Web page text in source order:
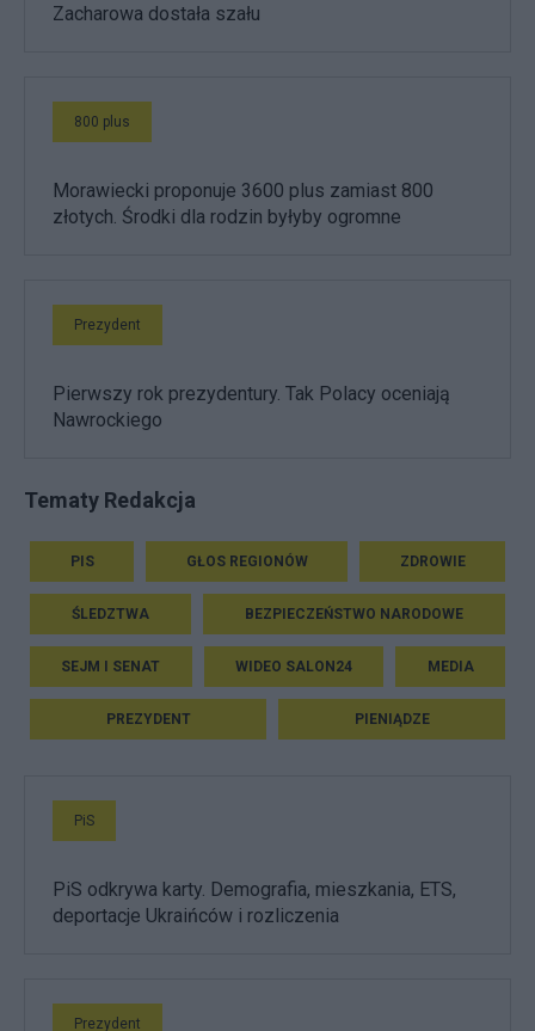
Zacharowa dostała szału
800 plus
Morawiecki proponuje 3600 plus zamiast 800
złotych. Środki dla rodzin byłyby ogromne
Prezydent
Pierwszy rok prezydentury. Tak Polacy oceniają
Nawrockiego
Tematy Redakcja
PIS GŁOS REGIONÓW ZDROWIE
ŚLEDZTWA BEZPIECZEŃSTWO NARODOWE
SEJM I SENAT WIDEO SALON24 MEDIA
PREZYDENT PIENIĄDZE
PiS
PiS odkrywa karty. Demografia, mieszkania, ETS,
deportacje Ukraińców i rozliczenia
Prezydent